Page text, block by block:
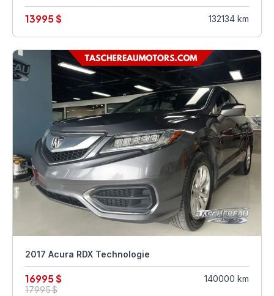
13995 $ 132134 km
2017 Acura RDX Technologie
16995 $
17995 $
140000 km